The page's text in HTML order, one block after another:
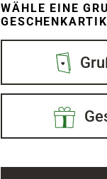
WÄHLE EINE